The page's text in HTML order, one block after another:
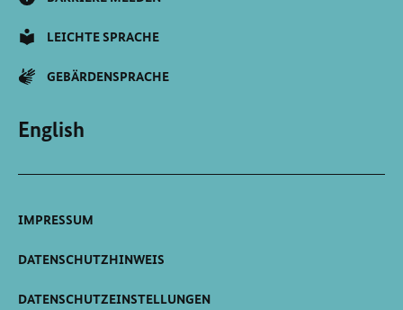
LEICHTE SPRACHE
GEBÄRDENSPRACHE
English
IMPRESSUM
DATENSCHUTZHINWEIS
DATENSCHUTZEINSTELLUNGEN